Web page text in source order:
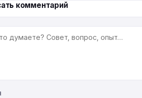
комментарий